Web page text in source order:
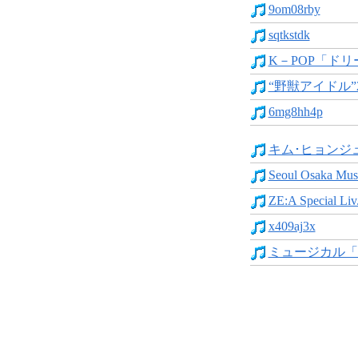
9om08rby
sqtkstdk
K－POP「ドリ
“野獣アイドル
6mg8hh4p
キム･ヒョンジ
Seoul Osaka
ZE:A Special
x409aj3x
ミュージカル